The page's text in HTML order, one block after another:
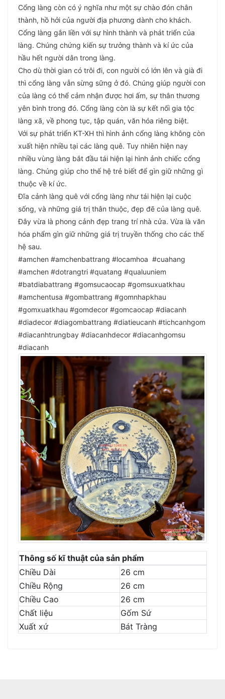
Cổng làng còn có ý nghĩa như một sự chào đón chân
thành, hồ hởi của người địa phương dành cho khách.
Cổng làng gắn liền với sự hình thành và phát triển của
làng. Chúng chứng kiến sự trưởng thành và kí ức của
hầu hết người dân trong làng.
Cho dù thời gian có trôi đi, con người có lớn lên và già đi
thì cổng làng vẫn sừng sững ở đó. Chúng giúp người con
của làng có thể cảm nhận được hơi ấm, sự thân thương
yên bình trong đó. Cổng làng còn là sự kết nối gia tộc
làng xã, về phong tục, tập quán, văn hóa riêng biệt.
Với sự phát triển KT-XH thì hình ảnh cổng làng không còn
xuất hiện nhiều tại các làng quê. Tuy nhiên hiện nay
nhiều vùng làng bắt đầu tái hiện lại hình ảnh chiếc cổng
làng. Chúng giúp cho thế hệ trẻ biết để gìn giữ những gì
thuộc về kí ức.
Đĩa cảnh làng quê với cổng làng như tái hiện lại cuộc
sống, và những giá trị thân thuộc, đẹp đẽ của làng quê.
Đây vừa là phong cảnh đẹp trang trí nhà cửa. Vừa là văn
hóa phẩm gìn giữ những giá trị truyền thống cho các thế
hệ sau.
#amchen #amchenbattrang #locamhoa #cuahang
#amchen #dotrangtri #quatang #qualuuniem
#batdiabattrang #gomsucaocap #gomsuxuatkhau
#amchentusa #gombattrang #gomnhapkhau
#gomxuatkhau #gomdecor #gomcaocap #diacanh
#diadecor #diagombattrang #diatieucanh #tichcanhgom
#diacanhtrungbay #diacanhdecor #diacanhgomsu
#diacanh
Thông số kĩ thuật của sản phẩm
Chiều Dài
26 cm
Chiều Rộng
26 cm
Chiều Cao
26 cm
Chất liệu
Gốm Sứ
Xuất xứ
Bát Tràng